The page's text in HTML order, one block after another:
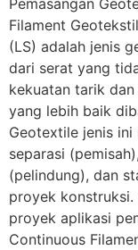
Pemasangan
Filament
(LS) adalah jenis
dari serat yang
kekuatan tarik
yang lebih baik
Geotextile jenis
separasi
(pelindung), dan
proyek
proyek aplikasi
Continuous